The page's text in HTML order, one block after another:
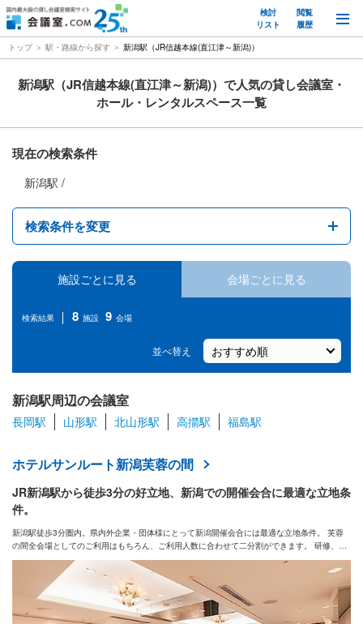
検討
リスト
閲覧
履歴
トップ 駅・路線から探す 新潟駅（JR信越本線(直江津～新潟)）
新潟駅（JR信越本線(直江津～新潟)）で人気の貸し会議室・
ホール・レンタルスペース一覧
現在の検索条件
新潟駅
検索条件を変更
エリア
１時間あたりの料金
その他の条件
施設ごとに見る 会場ごとに見る
検索結果 8 施設 9 会場
並べ替え
新潟駅周辺の会議室
長岡駅 山形駅 北山形駅 高擶駅 福島駅
ホテルサンルート新潟芙蓉の間
JR新潟駅から徒歩3分の好立地、新潟での開催会合に最適な立地条
件。
新潟駅徒歩3分圏内。県内外企業・団体様にとって新潟開催会合には最適な立地条件。 芙蓉
の間全会場としてのご利用はもちろん、ご利用人数に合わせて二分割ができます。 研修、総
会などの開催後懇親会へのスムーズな行程スケジュールを可能にし幹事様をサポートいたし